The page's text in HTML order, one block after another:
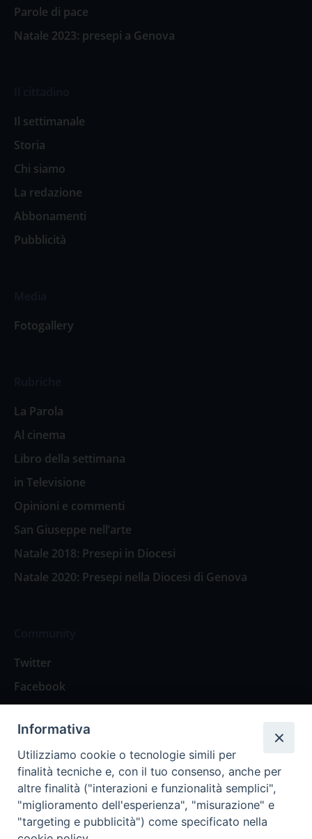
Parole di pace
Natale 2023: presepi a Genova
Il settimanale
Storia
Chi siamo
La redazione
Abbonamenti
Pubblicità
Fotogallery
La Parola
Al cinema
Libro della settimana
in Televisione
Opinioni e commenti
San Giuseppe nell’arte
Natale 2018: Presepi in Diocesi
Natale 2020: Presepi nella Diocesi di Genova
Twitter
Facebook
Spazio Lettori
Eventi
Eventi diocesani
Informativa
Utilizziamo cookie o tecnologie simili per
finalità tecniche e, con il tuo consenso, anche per
altre finalità ("interazioni e funzionalità semplici",
"miglioramento dell'esperienza", "misurazione" e
"targeting e pubblicità") come specificato nella